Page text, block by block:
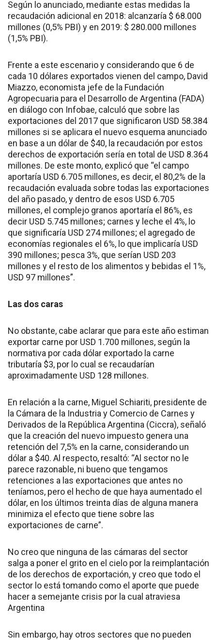
Según lo anunciado, mediante estas medidas la
recaudación adicional en 2018: alcanzaría $ 68.000
millones (0,5% PBI) y en 2019: $ 280.000 millones
(1,5% PBI).
Frente a este escenario y considerando que 6 de
cada 10 dólares exportados vienen del campo, David
Miazzo, economista jefe de la Fundación
Agropecuaria para el Desarrollo de Argentina (FADA)
en diálogo con Infobae, calculó que sobre las
exportaciones del 2017 que significaron USD 58.384
millones si se aplicara el nuevo esquema anunciado
en base a un dólar de $40, la recaudación por estos
derechos de exportación sería en total de USD 8.364
millones. De este monto, explicó que “el campo
aportaría USD 6.705 millones, es decir, el 80,2% de la
recaudación evaluada sobre todas las exportaciones
del año pasado, y dentro de esos USD 6.705
millones, el complejo granos aportaría el 86%, es
decir USD 5.745 millones; carnes y leche el 4%, lo
que significaría USD 274 millones; el agregado de
economías regionales el 6%, lo que implicaría USD
390 millones; pesca 3%, que serían USD 203
millones y el resto de los alimentos y bebidas el 1%,
USD 97 millones”.
Las dos caras
No obstante, cabe aclarar que para este año estiman
exportar carne por USD 1.700 millones, según la
normativa por cada dólar exportado la carne
tributaría $3, por lo cual se recaudarían
aproximadamente USD 128 millones.
En relación a la carne, Miguel Schiariti, presidente de
la Cámara de la Industria y Comercio de Carnes y
Derivados de la República Argentina (Ciccra), señaló
que la creación del nuevo impuesto genera una
retención del 7,5% en la carne, considerando un
dólar a $40. Al respecto, resaltó: “Al sector no le
parece razonable, ni bueno que tengamos
retenciones a las exportaciones que antes no
teníamos, pero el hecho de que haya aumentado el
dólar, en los últimos treinta días de alguna manera
minimiza el efecto que tiene sobre las
exportaciones de carne”.
No creo que ninguna de las cámaras del sector
salga a poner el grito en el cielo por la reimplantación
de los derechos de exportación, y creo que todo el
sector lo está tomando como el aporte que puede
hacer a semejante crisis por la cual atraviesa
Argentina
Sin embargo, hay otros sectores que no pueden